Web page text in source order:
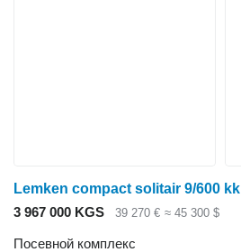
Lemken compact solitair 9/600 kk
3 967 000 KGS
39 270 € ≈ 45 300 $
Посевной комплекс